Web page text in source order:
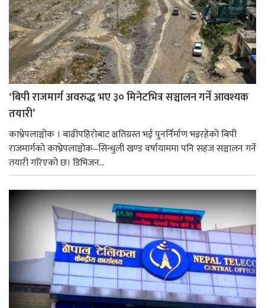
‘बिपी राजमार्ग अवरुद्ध भए ३० मिनेटभित्र सञ्चालन गर्ने आवश्यक
तयारी’
काभ्रेपलाञ्चोक । बाढीपहिरोबाट क्षतिग्रस्त भई पुनर्निर्माण भइरहेको बिपी
राजमार्गको काभ्रेपलाञ्चोक–सिन्धुली खण्ड वर्षायाममा पनि सहज सञ्चालन गर्ने
तयारी गरिएको छ। डिभिजन...